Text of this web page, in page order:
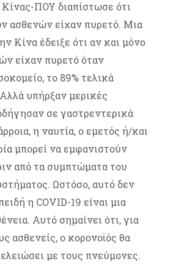
ΠΟΥ διαπίστωσε ότι
ασθενών είχαν πυρετό. Μια
Κίνα έδειξε ότι αν και μόνο
είχαν πυρετό όταν
το 89% τελικά
υπήρξαν μερικές
σε γαστρεντερικά
η ναυτία, ο εμετός ή/και
μπορεί να εμφανιστούν
από τα συμπτώματα του
Ωστόσο, αυτό δεν
η COVID-19 είναι μια
Αυτό σημαίνει ότι, για
ασθενείς, ο κορονοϊός θα
με τους πνεύμονες.